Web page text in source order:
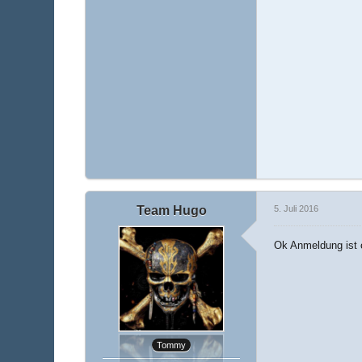
Team Hugo
Tommy
5. Juli 2016
Ok Anmeldung ist